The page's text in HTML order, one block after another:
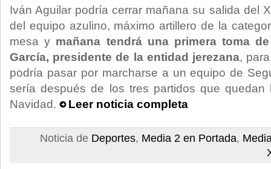
Iván Aguilar podría cerrar mañana su salida del
del equipo azulino, máximo artillero de la
mesa y mañana tendrá una primera toma
García, presidente de la entidad jerezana,
podría pasar por marcharse a un equipo de
sería después de los tres partidos que
Navidad.
Leer noticia completa
Noticia de Deportes, Media 2 en Portada,